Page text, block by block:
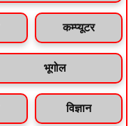
कम्प्यूटर
भूगोल
विज्ञान